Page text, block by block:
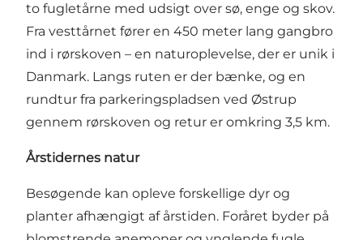
to fugletårne med udsigt over sø, enge og skov.
Fra vesttårnet fører en 450 meter lang gangbro
ind i rørskoven – en naturoplevelse, der er unik i
Danmark. Langs ruten er der bænke, og en
rundtur fra parkeringspladsen ved Østrup
gennem rørskoven og retur er omkring 3,5 km.
Årstidernes natur
Besøgende kan opleve forskellige dyr og
planter afhængigt af årstiden. Foråret byder på